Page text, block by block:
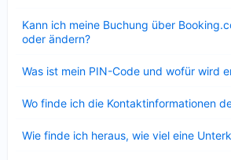
Kann ich meine Buchung über
oder ändern?
Was ist mein PIN-Code und wofür wird
Wo finde ich die Kontaktinformationen
Wie finde ich heraus, wie viel eine